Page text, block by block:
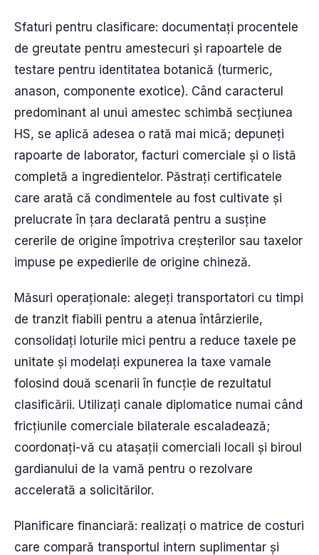
Sfaturi pentru clasificare: documentați procentele
de greutate pentru amestecuri și rapoartele de
testare pentru identitatea botanică (turmeric,
anason, componente exotice). Când caracterul
predominant al unui amestec schimbă secțiunea
HS, se aplică adesea o rată mai mică; depuneți
rapoarte de laborator, facturi comerciale și o listă
completă a ingredientelor. Păstrați certificatele
care arată că condimentele au fost cultivate și
prelucrate în țara declarată pentru a susține
cererile de origine împotriva creșterilor sau taxelor
impuse pe expedierile de origine chineză.
Măsuri operaționale: alegeți transportatori cu timpi
de tranzit fiabili pentru a atenua întârzierile,
consolidați loturile mici pentru a reduce taxele pe
unitate și modelați expunerea la taxe vamale
folosind două scenarii în funcție de rezultatul
clasificării. Utilizați canale diplomatice numai când
fricțiunile comerciale bilaterale escaladează;
coordonați-vă cu atașații comerciali locali și biroul
gardianului de la vamă pentru o rezolvare
accelerată a solicitărilor.
Planificare financiară: realizați o matrice de costuri
care compară transportul intern suplimentar și